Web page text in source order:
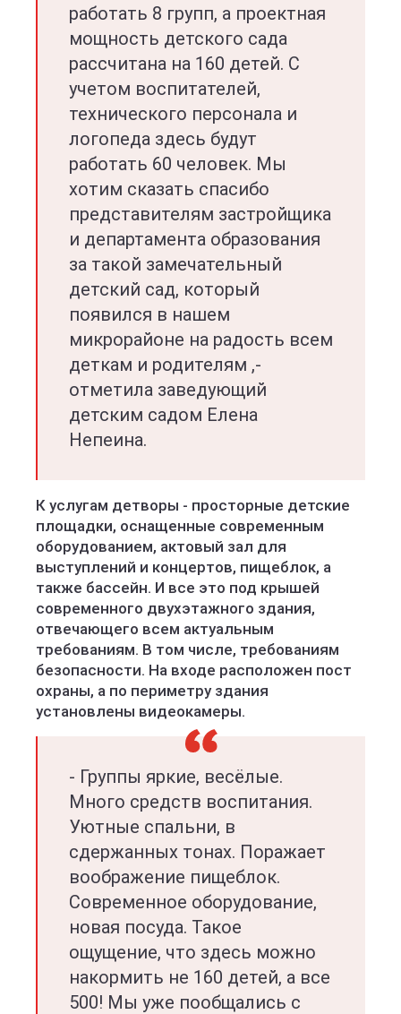
работать 8 групп, а проектная
мощность детского сада
рассчитана на 160 детей. С
учетом воспитателей,
технического персонала и
логопеда здесь будут
работать 60 человек. Мы
хотим сказать спасибо
представителям застройщика
и департамента образования
за такой замечательный
детский сад, который
появился в нашем
микрорайоне на радость всем
деткам и родителям ,-
отметила заведующий
детским садом Елена
Непеина.
К услугам детворы - просторные детские
площадки, оснащенные современным
оборудованием, актовый зал для
выступлений и концертов, пищеблок, а
также бассейн. И все это под крышей
современного двухэтажного здания,
отвечающего всем актуальным
требованиям. В том числе, требованиям
безопасности. На входе расположен пост
охраны, а по периметру здания
установлены видеокамеры.
- Группы яркие, весёлые.
Много средств воспитания.
Уютные спальни, в
сдержанных тонах. Поражает
воображение пищеблок.
Современное оборудование,
новая посуда. Такое
ощущение, что здесь можно
накормить не 160 детей, а все
500! Мы уже пообщались с